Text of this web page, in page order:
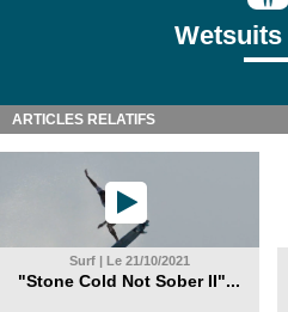
Wetsuits
ARTICLES RELATIFS
Surf | Le 21/10/2021
"Stone Cold Not Sober II"...